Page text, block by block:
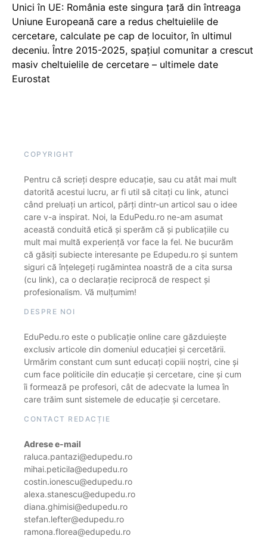
Unici în UE: România este singura țară din întreaga
Uniune Europeană care a redus cheltuielile de
cercetare, calculate pe cap de locuitor, în ultimul
deceniu. Între 2015-2025, spațiul comunitar a crescut
masiv cheltuielile de cercetare – ultimele date
Eurostat
COPYRIGHT
Pentru că scrieți despre educație, sau cu atât mai mult
datorită acestui lucru, ar fi util să citați cu link, atunci
când preluați un articol, părți dintr-un articol sau o idee
care v-a inspirat. Noi, la EduPedu.ro ne-am asumat
această conduită etică și sperăm că și publicațiile cu
mult mai multă experiență vor face la fel. Ne bucurăm
că găsiți subiecte interesante pe Edupedu.ro și suntem
siguri că înțelegeți rugămintea noastră de a cita sursa
(cu link), ca o declarație reciprocă de respect și
profesionalism. Vă mulțumim!
DESPRE NOI
EduPedu.ro este o publicație online care găzduiește
exclusiv articole din domeniul educației și cercetării.
Urmărim constant cum sunt educați copiii noștri, cine și
cum face politicile din educație și cercetare, cine și cum
îi formează pe profesori, cât de adecvate la lumea în
care trăim sunt sistemele de educație și cercetare.
CONTACT REDACȚIE
Adrese e-mail
raluca.pantazi@edupedu.ro
mihai.peticila@edupedu.ro
costin.ionescu@edupedu.ro
alexa.stanescu@edupedu.ro
diana.ghimisi@edupedu.ro
stefan.lefter@edupedu.ro
ramona.florea@edupedu.ro